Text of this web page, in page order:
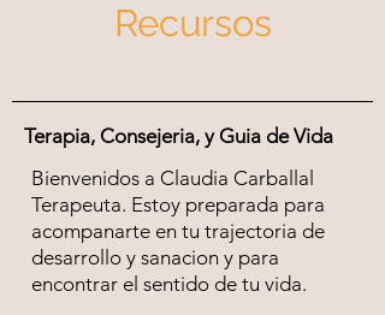
Recursos
Terapia, Consejeria, y Guia de Vida
Bienvenidos a Claudia Carballal
Terapeuta. Estoy preparada para
acompanarte en tu trajectoria de
desarrollo y sanacion y para
encontrar el sentido de tu vida.